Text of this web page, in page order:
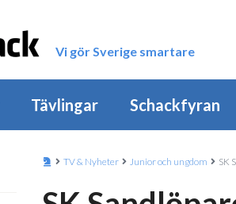
Vi gör Sverige smartare
Tävlingar Schackfyran
TV & Nyheter Junior och ungdom SK